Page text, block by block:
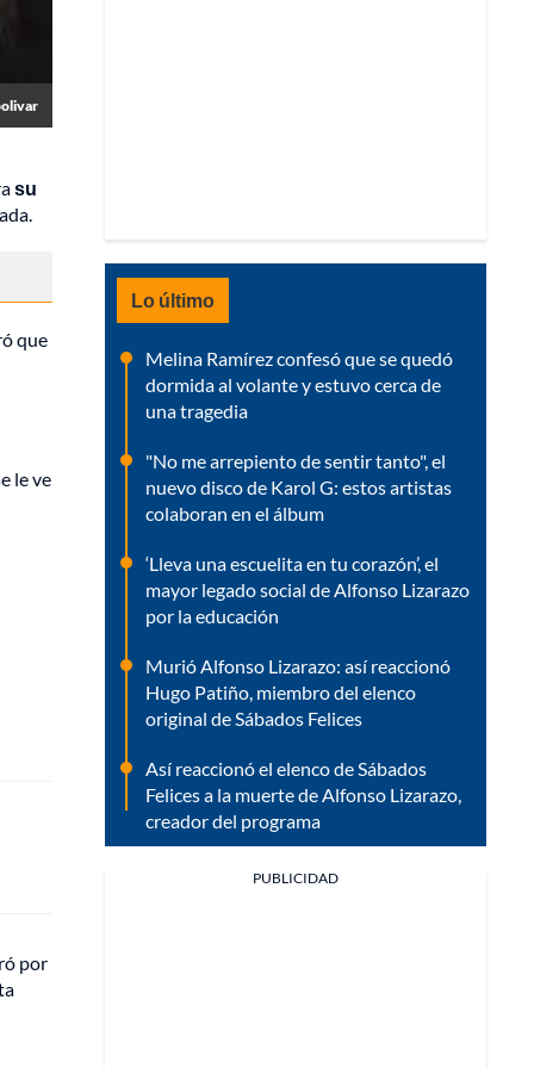
su
que
le ve
por
Lo último
Melina Ramírez confesó que se quedó
dormida al volante y estuvo cerca de
una tragedia
"No me arrepiento de sentir tanto", el
nuevo disco de Karol G: estos artistas
colaboran en el álbum
‘Lleva una escuelita en tu corazón’, el
mayor legado social de Alfonso Lizarazo
por la educación
Murió Alfonso Lizarazo: así reaccionó
Hugo Patiño, miembro del elenco
original de Sábados Felices
Así reaccionó el elenco de Sábados
Felices a la muerte de Alfonso Lizarazo,
creador del programa
PUBLICIDAD